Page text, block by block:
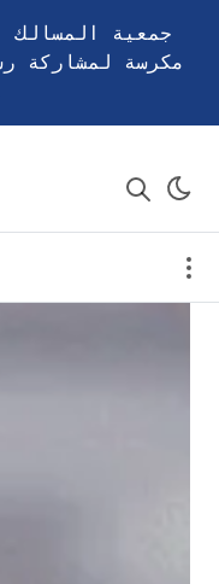
جمعية المسالك
مكرسة لمشاركة